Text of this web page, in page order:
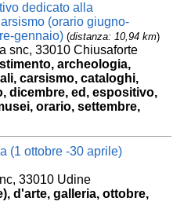
dedicato alla
(orario giugno-
gennaio) (distanza: 10,94 km)
snc, 33010 Chiusaforte
archeologia,
carsismo, cataloghi,
dicembre, ed, espositivo,
orario, settembre,
(1 ottobre -30 aprile)
33010 Udine
d'arte, galleria, ottobre,